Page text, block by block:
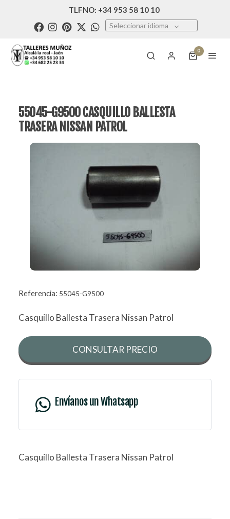
TLFNO: +34 953 58 10 10
Seleccionar idioma
0
55045-G9500 CASQUILLO BALLESTA
TRASERA NISSAN PATROL
Referencia: 55045-G9500
Casquillo Ballesta Trasera Nissan Patrol
CONSULTAR PRECIO
Envíanos un Whatsapp
Casquillo Ballesta Trasera Nissan Patrol